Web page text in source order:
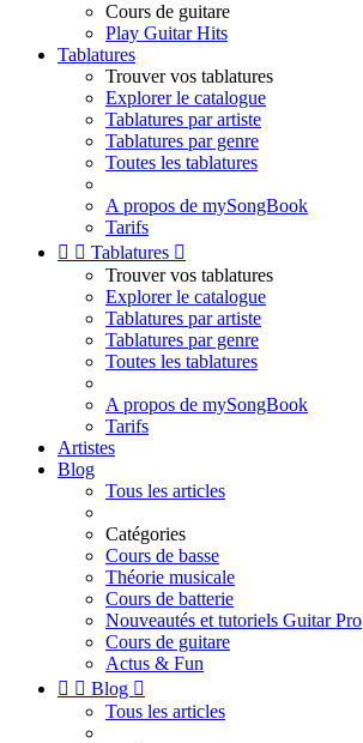
Cours de guitare
Play Guitar Hits
Tablatures
Trouver vos tablatures
Explorer le catalogue
Tablatures par artiste
Tablatures par genre
Toutes les tablatures
A propos de mySongBook
Tarifs
  Tablatures 
Trouver vos tablatures
Explorer le catalogue
Tablatures par artiste
Tablatures par genre
Toutes les tablatures
A propos de mySongBook
Tarifs
Artistes
Blog
Tous les articles
Catégories
Cours de basse
Théorie musicale
Cours de batterie
Nouveautés et tutoriels Guitar Pro
Cours de guitare
Actus & Fun
  Blog 
Tous les articles